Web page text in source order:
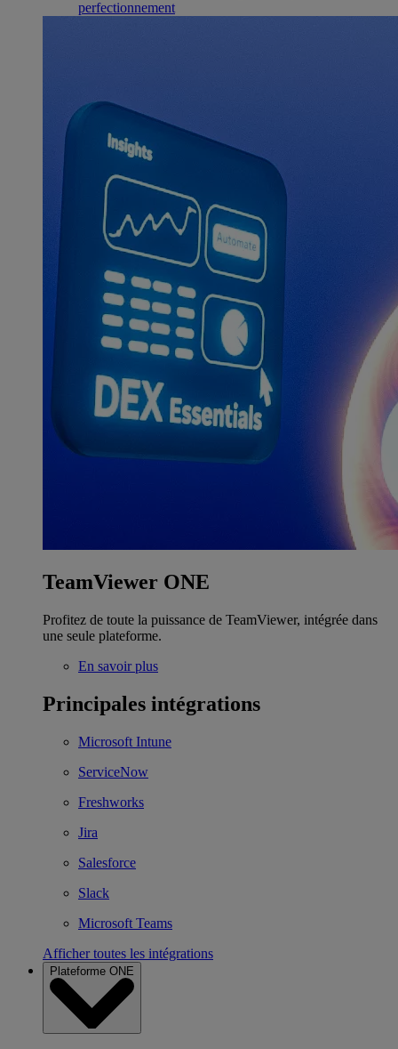
perfectionnement
TeamViewer ONE
Profitez de toute la puissance de TeamViewer, intégrée dans
une seule plateforme.
En savoir plus
Principales intégrations
Microsoft Intune
ServiceNow
Freshworks
Jira
Salesforce
Slack
Microsoft Teams
Afficher toutes les intégrations
Plateforme ONE